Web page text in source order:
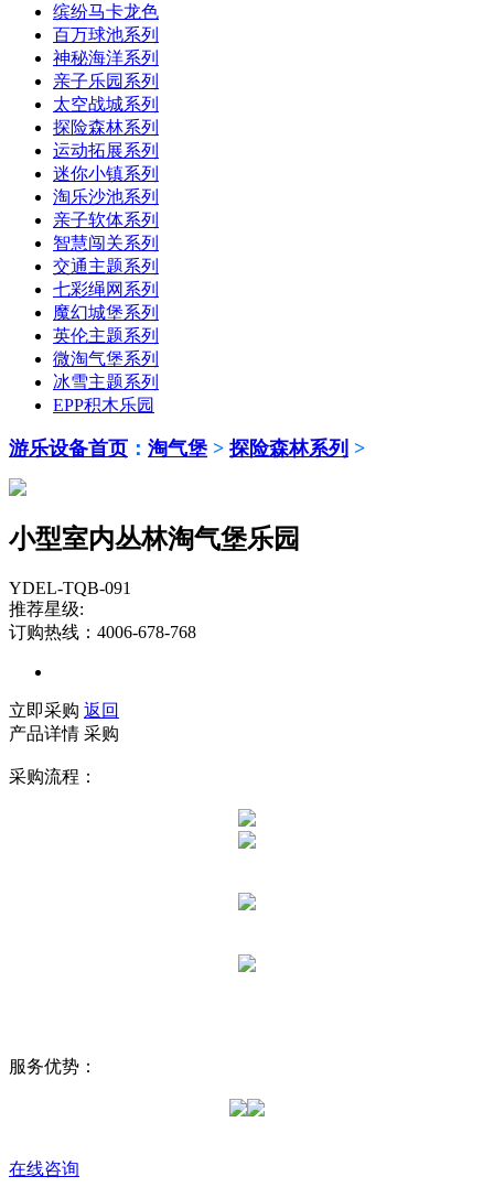
缤纷马卡龙色
百万球池系列
神秘海洋系列
亲子乐园系列
太空战城系列
探险森林系列
运动拓展系列
迷你小镇系列
淘乐沙池系列
亲子软体系列
智慧闯关系列
交通主题系列
七彩绳网系列
魔幻城堡系列
英伦主题系列
微淘气堡系列
冰雪主题系列
EPP积木乐园
游乐设备首页 ： 淘气堡 > 探险森林系列 >
小型室内丛林淘气堡乐园
YDEL-TQB-091
推荐星级:
订购热线：4006-678-768
立即采购 返回
产品详情 采购
采购流程：
服务优势：
在线咨询